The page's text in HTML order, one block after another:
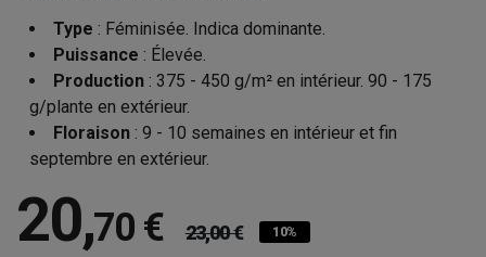
Type : Féminisée. Indica dominante.
Puissance : Élevée.
Production : 375 - 450 g/m² en intérieur. 90 - 175
g/plante en extérieur.
Floraison : 9 - 10 semaines en intérieur et fin
septembre en extérieur.
20,70 € 23,00 € 10%